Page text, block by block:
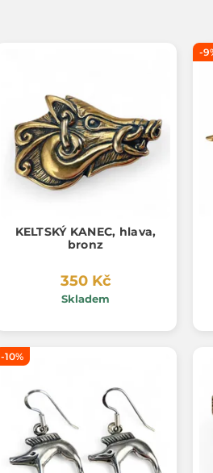
KELTSKÝ KANEC, hlava,
bronz
350 Kč
Skladem
-
-10%